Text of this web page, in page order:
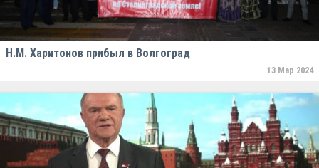
Н.М. Харитонов прибыл в Волгоград
13 Мар 2024